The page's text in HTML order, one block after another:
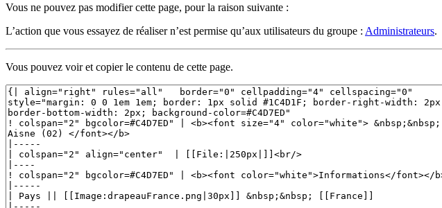
Vous ne pouvez pas modifier cette page, pour la raison suivante :
L’action que vous essayez de réaliser n’est permise qu’aux utilisateurs du groupe : Administrateurs.
Vous pouvez voir et copier le contenu de cette page.